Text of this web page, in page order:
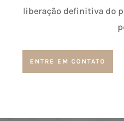
liberação definitiva do
ENTRE EM CONTATO